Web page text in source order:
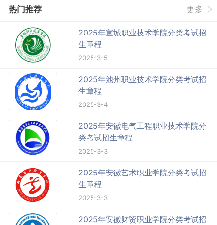
热门推荐 更多
2025年宣城职业技术学院分类考试招
生章程
2025-3-5
2025年池州职业技术学院分类考试招
生章程
2025-3-4
2025年安徽电气工程职业技术学院分
类考试招生章程
2025-3-3
2025年安徽艺术职业学院分类考试招
生章程
2025-3-3
2025年安徽财贸职业学院分类考试招